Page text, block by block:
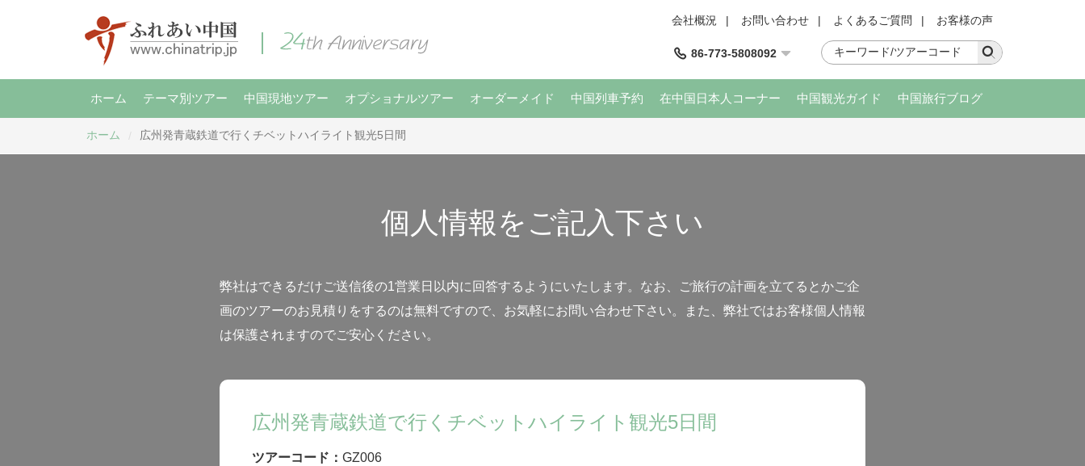
会社概況 | お問い合わせ | よくあるご質問 | お客様の声
86-773-5808092
ホーム テーマ別ツアー 中国現地ツアー オプショナルツアー オーダーメイド 中国列車予約 在中国日本人コーナー 中国観光ガイド 中国旅行ブログ
ホーム 広州発青蔵鉄道で行くチベットハイライト観光5日間
個人情報をご記入下さい
弊社はできるだけご送信後の1営業日以内に回答するようにいたします。なお、ご旅行の計画を立てるとかご企
画のツアーのお見積りをするのは無料ですので、お気軽にお問い合わせ下さい。また、弊社ではお客様個人情報
は保護されますのでご安心ください。
広州発青蔵鉄道で行くチベットハイライト観光5日間
ツアーコード： GZ006